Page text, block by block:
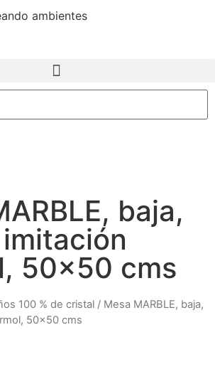
ambientes
baja,
50x50 cms
100 % de cristal / Mesa MARBLE, baja,
50×50 cms